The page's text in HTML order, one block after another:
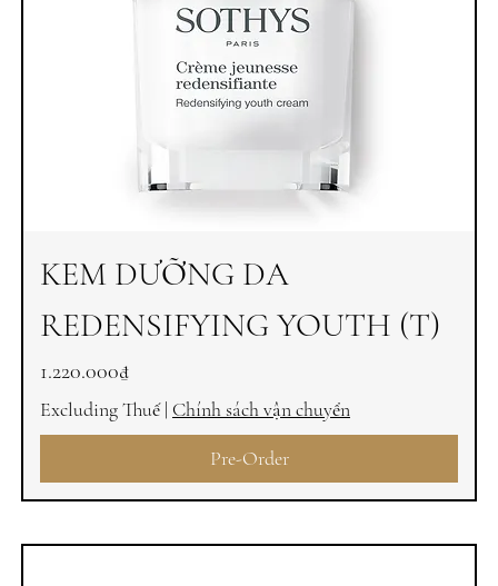
KEM DƯỠNG DA
REDENSIFYING YOUTH (T)
Price
1.220.000₫
Excluding Thuế| Chính sách vận chuyển
Pre-Order